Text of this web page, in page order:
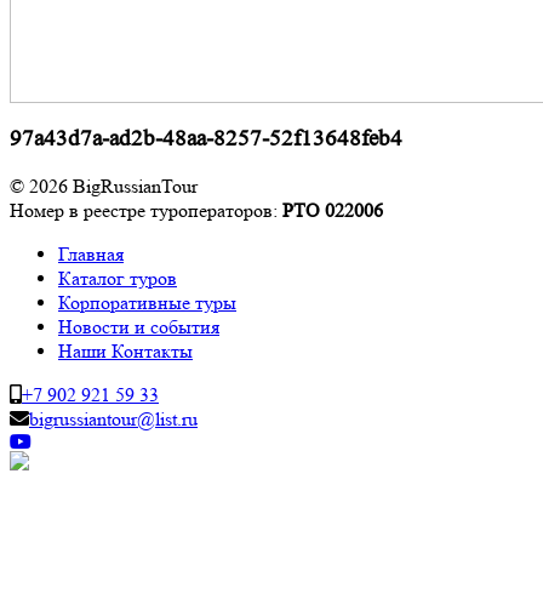
97a43d7a-ad2b-48aa-8257-52f13648feb4
© 2026 BigRussianTour
Номер в реестре туроператоров: РТО 022006
Главная
Каталог туров
Корпоративные туры
Новости и события
Наши Контакты
+7 902 921 59 33
bigrussiantour@list.ru